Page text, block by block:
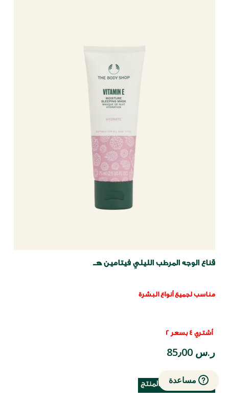
قناع الوجه المرطب الليلي فيتامين هــ
مناسب لجميع أنواع البشرة
أشتري 4 بسعر 2
ر.س 85٫00
أبلغني عند توفر المنتج
مساعدة